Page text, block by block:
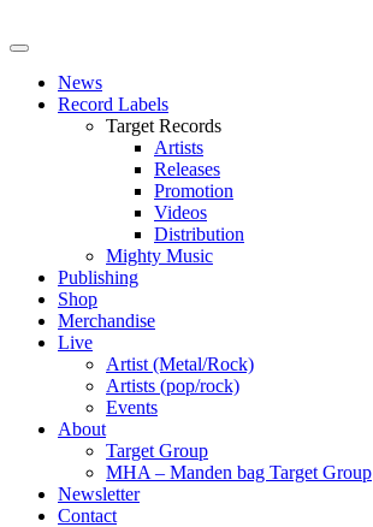
News
Record Labels
Target Records
Artists
Releases
Promotion
Videos
Distribution
Mighty Music
Publishing
Shop
Merchandise
Live
Artist (Metal/Rock)
Artists (pop/rock)
Events
About
Target Group
MHA – Manden bag Target Group
Newsletter
Contact